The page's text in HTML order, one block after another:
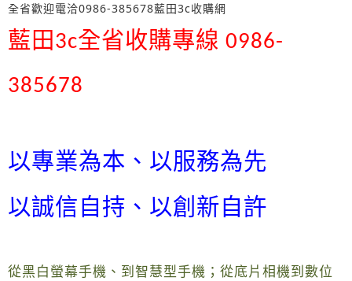
全省歡迎電洽0986-385678藍田3c收購網
藍田3c全省收購專線 0986-
385678
以專業為本、以服務為先
以誠信自持、以創新自許
從黑白螢幕手機、到智慧型手機；從底片相機到數位